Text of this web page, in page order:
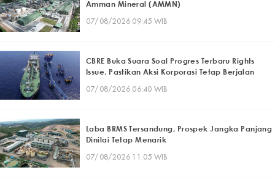
Amman Mineral (AMMN)
07/08/2026 09:45 WIB
CBRE Buka Suara Soal Progres Terbaru Rights
Issue, Pastikan Aksi Korporasi Tetap Berjalan
07/08/2026 06:40 WIB
Laba BRMS Tersandung, Prospek Jangka Panjang
Dinilai Tetap Menarik
07/08/2026 11:05 WIB